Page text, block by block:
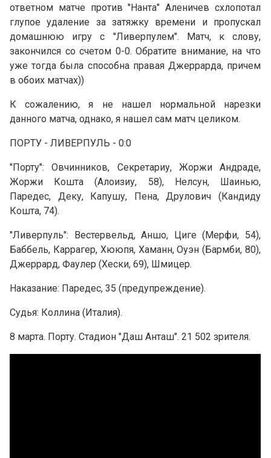
ответном матче против "Нанта" Аленичев схлопотал
глупое удаление за затяжку времени и пропускал
домашнюю игру с "Ливерпулем". Матч, к слову,
закончился со счетом 0-0. Обратите внимание, на что
уже тогда была способна правая Джеррарда, причем
в обоих матчах))
К сожалению, я не нашел нормальной нарезки
данного матча, однако, я нашел сам матч целиком.
ПОРТУ - ЛИВЕРПУЛЬ - 0:0
"Порту": Овчинников, Секретариу, Жоржи Андраде,
Жоржи Кошта (Алоизиу, 58), Нелсун, Шаинью,
Паредес, Деку, Капушу, Пена, Друлович (Кандиду
Кошта, 74).
"Ливерпуль": Вестервельд, Аншо, Циге (Мерфи, 54),
Баббель, Каррагер, Хююпя, Хаманн, Оуэн (Бармби, 80),
Джеррард, Фаулер (Хески, 69), Шмицер.
Наказание: Паредес, 35 (предупреждение).
Судья: Коллина (Италия).
8 марта. Порту. Стадион "Даш Анташ". 21 502 зрителя.